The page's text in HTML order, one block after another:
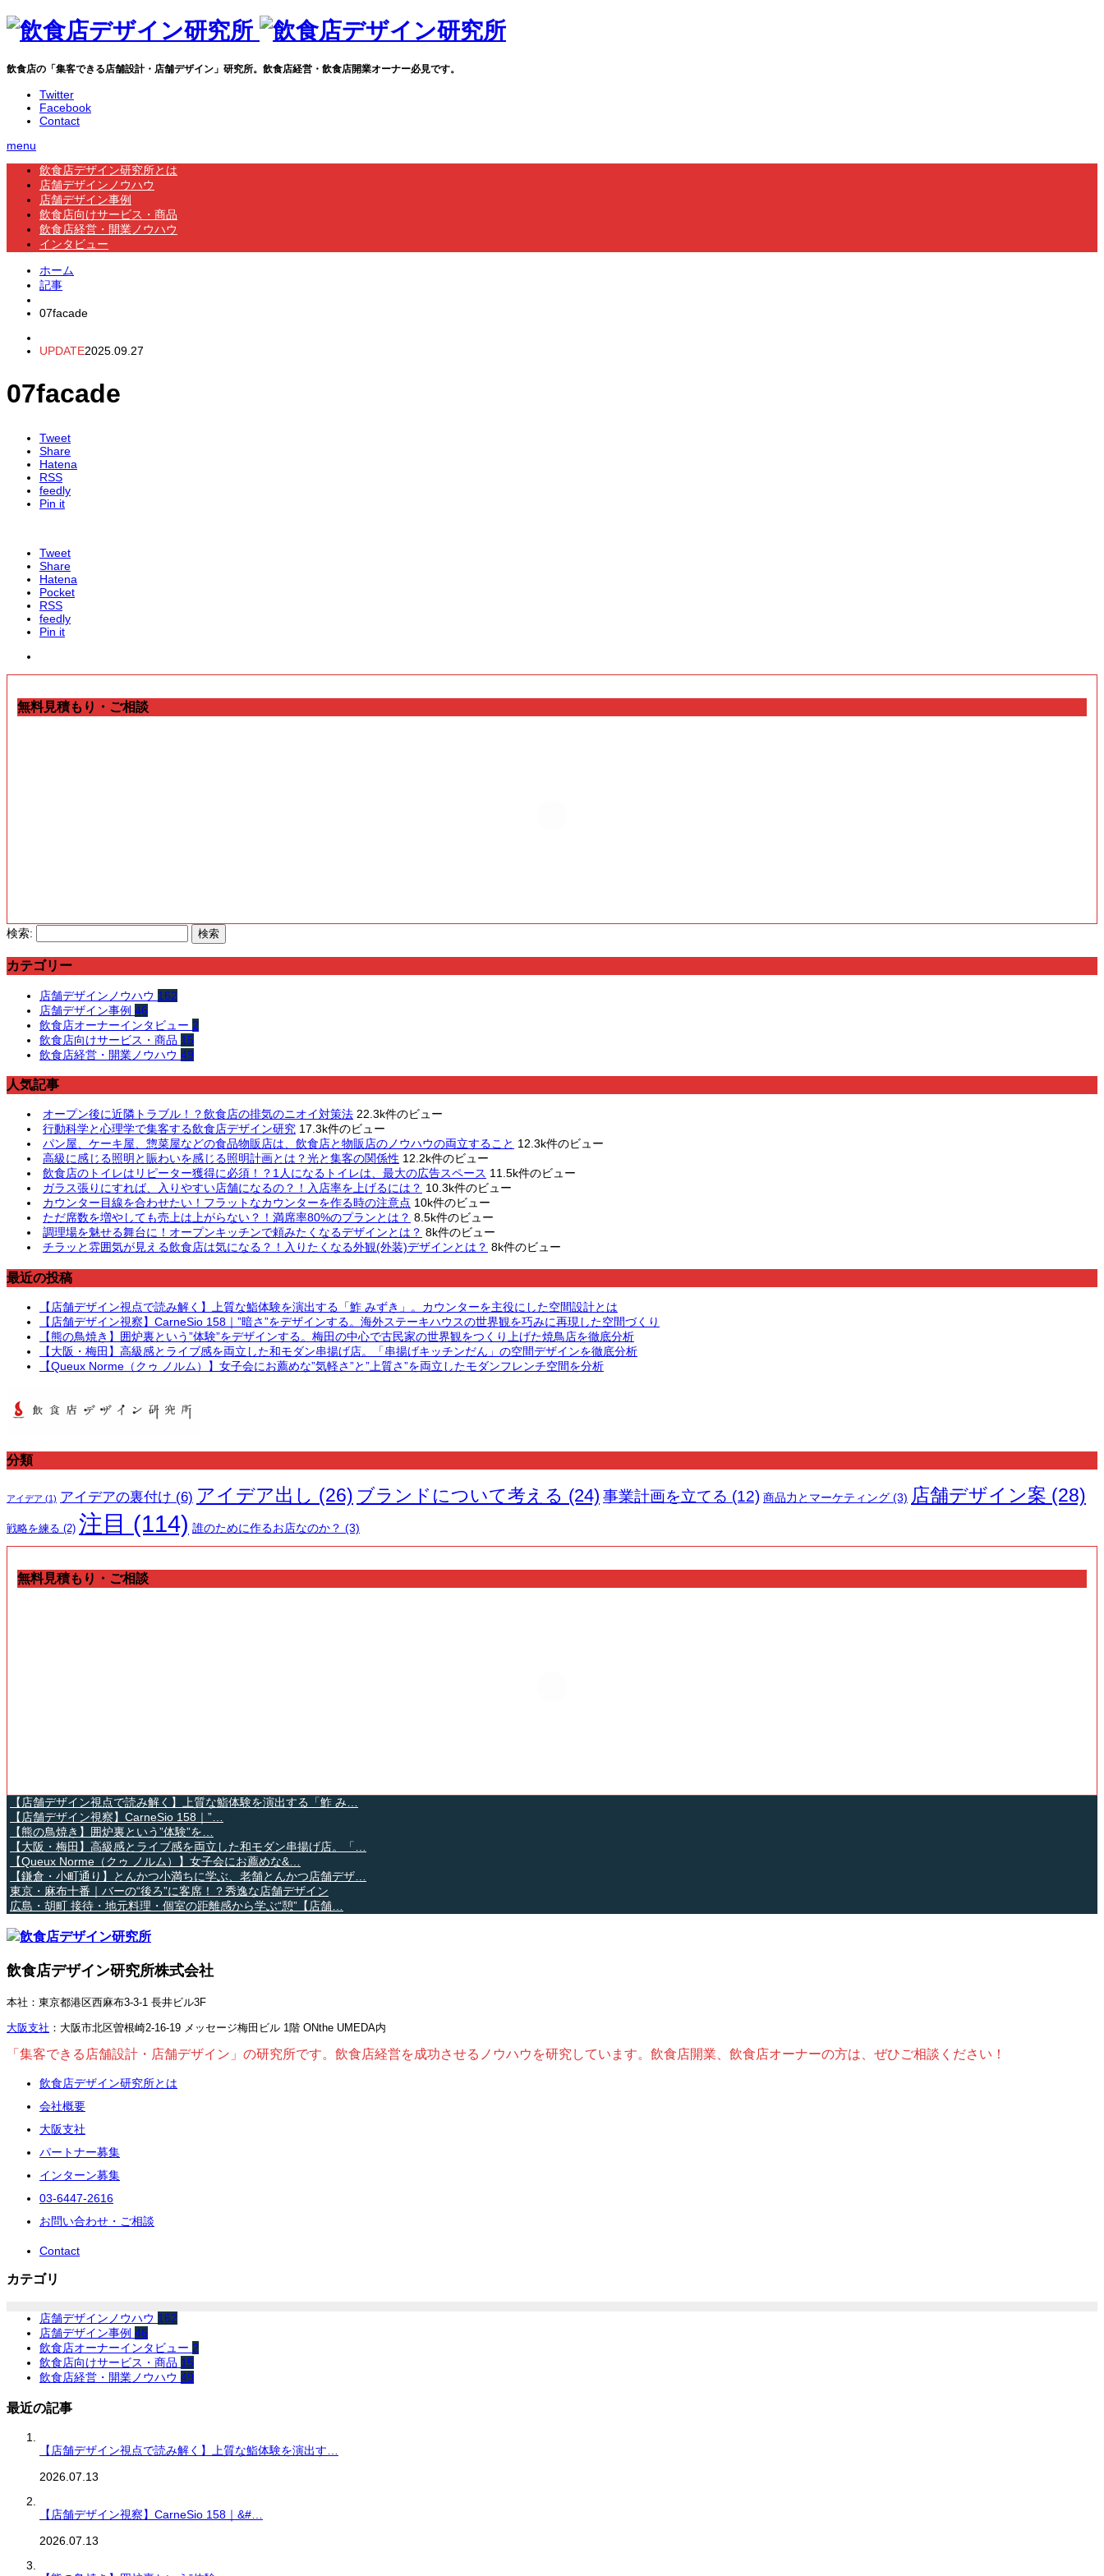
飲食店の「集客できる店舗設計・店舗デザイン」研究所。飲食店経営・飲食店開業オーナー必見です。
Twitter
Facebook
Contact
menu
飲食店デザイン研究所とは
店舗デザインノウハウ
店舗デザイン事例
飲食店向けサービス・商品
飲食店経営・開業ノウハウ
インタビュー
ホーム
記事
07facade
UPDATE2025.09.27
07facade
Tweet
Share
Hatena
RSS
feedly
Pin it
Tweet
Share
Hatena
Pocket
RSS
feedly
Pin it
無料見積もり・ご相談
検索:
カテゴリー
店舗デザインノウハウ 162
店舗デザイン事例 46
飲食店オーナーインタビュー 2
飲食店向けサービス・商品 15
飲食店経営・開業ノウハウ 49
人気記事
オープン後に近隣トラブル！？飲食店の排気のニオイ対策法 22.3k件のビュー
行動科学と心理学で集客する飲食店デザイン研究 17.3k件のビュー
パン屋、ケーキ屋、惣菜屋などの食品物販店は、飲食店と物販店のノウハウの両立すること 12.3k件のビュー
高級に感じる照明と賑わいを感じる照明計画とは？光と集客の関係性 12.2k件のビュー
飲食店のトイレはリピーター獲得に必須！？1人になるトイレは、最大の広告スペース 11.5k件のビュー
ガラス張りにすれば、入りやすい店舗になるの？！入店率を上げるには？ 10.3k件のビュー
カウンター目線を合わせたい！フラットなカウンターを作る時の注意点 10k件のビュー
ただ席数を増やしても売上は上がらない？！満席率80%のプランとは？ 8.5k件のビュー
調理場を魅せる舞台に！オープンキッチンで頼みたくなるデザインとは？ 8k件のビュー
チラッと雰囲気が見える飲食店は気になる？！入りたくなる外観(外装)デザインとは？ 8k件のビュー
最近の投稿
【店舗デザイン視点で読み解く】上質な鮨体験を演出する「鮓 みずき」。カウンターを主役にした空間設計とは
【店舗デザイン視察】CarneSio 158｜”暗さ”をデザインする。海外ステーキハウスの世界観を巧みに再現した空間づくり
【熊の鳥焼き】囲炉裏という”体験”をデザインする。梅田の中心で古民家の世界観をつくり上げた焼鳥店を徹底分析
【大阪・梅田】高級感とライブ感を両立した和モダン串揚げ店。「串揚げキッチンだん」の空間デザインを徹底分析
【Queux Norme（クゥ ノルム）】女子会にお薦めな”気軽さ”と”上質さ”を両立したモダンフレンチ空間を分析
分類
アイデア (1) アイデアの裏付け (6) アイデア出し (26) ブランドについて考える (24) 事業計画を立てる (12) 商品力とマーケティング (3) 店舗デザイン案 (28)
戦略を練る (2) 注目 (114) 誰のために作るお店なのか？ (3)
無料見積もり・ご相談
【店舗デザイン視点で読み解く】上質な鮨体験を演出する「鮓 み…
【店舗デザイン視察】CarneSio 158｜”…
【熊の鳥焼き】囲炉裏という”体験”を…
【大阪・梅田】高級感とライブ感を両立した和モダン串揚げ店。「…
【Queux Norme（クゥ ノルム）】女子会にお薦めな&…
【鎌倉・小町通り】とんかつ小満ちに学ぶ、老舗とんかつ店舗デザ…
東京・麻布十番｜バーの“後ろ”に客席！？秀逸な店舗デザイン
広島・胡町 接待・地元料理・個室の距離感から学ぶ“憩”【店舗…
飲食店デザイン研究所株式会社
本社：東京都港区西麻布3-3-1 長井ビル3F
大阪支社 ：大阪市北区曽根崎2-16-19 メッセージ梅田ビル 1階 ONthe UMEDA内
「集客できる店舗設計・店舗デザイン」の研究所です。飲食店経営を成功させるノウハウを研究しています。飲食店開業、飲食店オーナーの方は、ぜひご相談ください！
飲食店デザイン研究所とは
会社概要
大阪支社
パートナー募集
インターン募集
03-6447-2616
お問い合わせ・ご相談
Contact
カテゴリ
店舗デザインノウハウ 162
店舗デザイン事例 46
飲食店オーナーインタビュー 2
飲食店向けサービス・商品 15
飲食店経営・開業ノウハウ 49
最近の記事
【店舗デザイン視点で読み解く】上質な鮨体験を演出す…
2026.07.13
【店舗デザイン視察】CarneSio 158｜&#…
2026.07.13